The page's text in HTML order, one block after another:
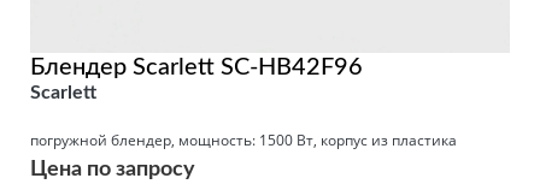
Блендер Scarlett SC-HB42F96
Scarlett
погружной блендер, мощность: 1500 Вт, корпус из пластика
Цена по запросу